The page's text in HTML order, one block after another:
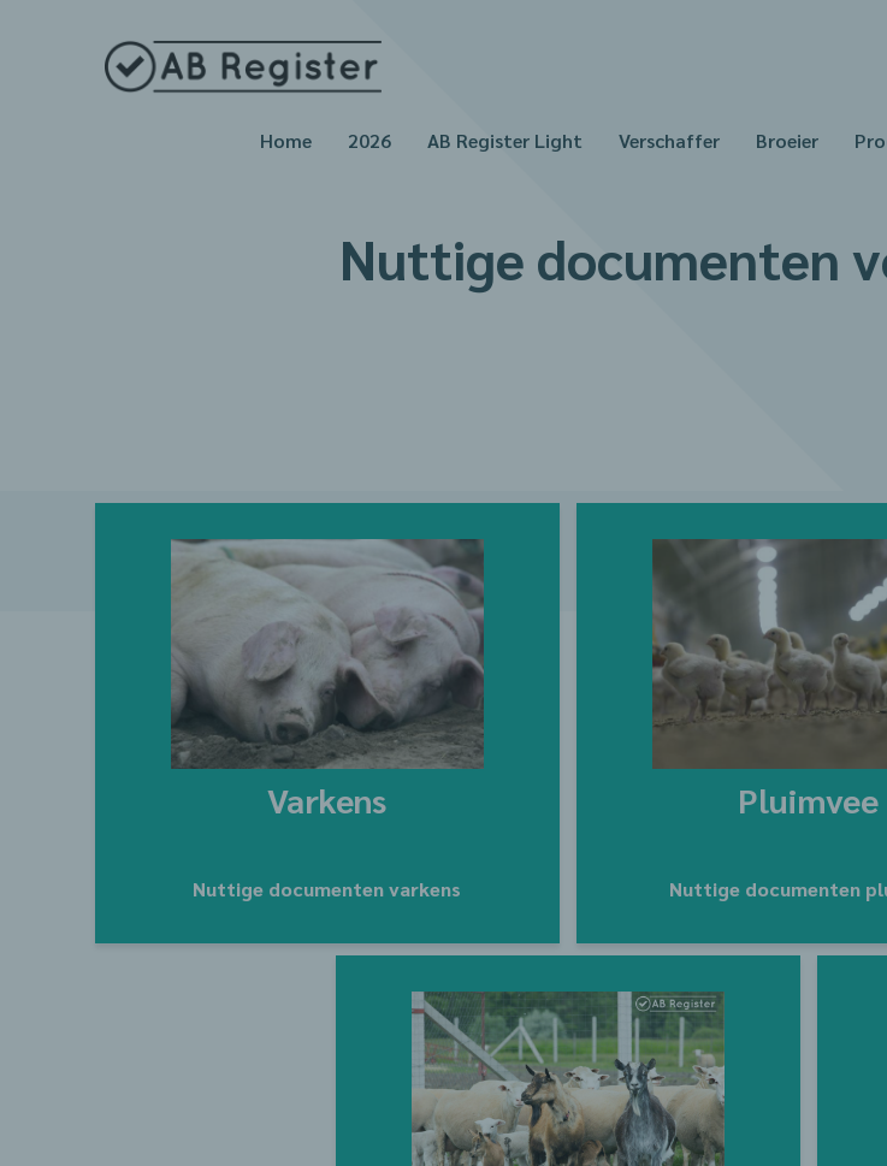
Home 2026 AB Register Light Verschaffer Broeier
Nuttige documenten
Varkens
Nuttige documenten varkens
Pluimvee
Nuttige documenten